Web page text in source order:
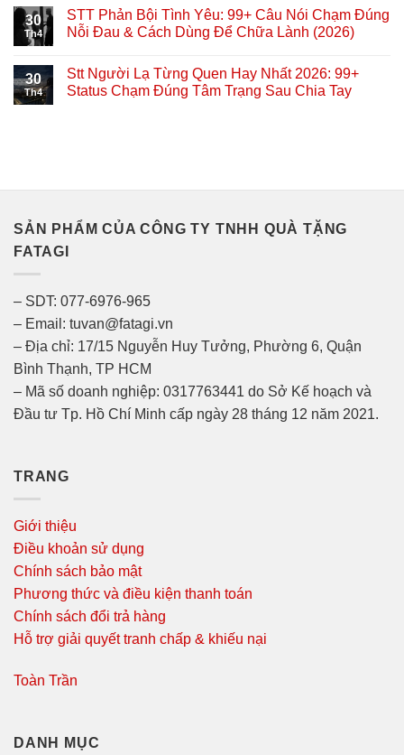
30
Th4
STT Phản Bội Tình Yêu: 99+ Câu Nói Chạm Đúng
Nỗi Đau & Cách Dùng Để Chữa Lành (2026)
30
Th4
Stt Người Lạ Từng Quen Hay Nhất 2026: 99+
Status Chạm Đúng Tâm Trạng Sau Chia Tay
SẢN PHẨM CỦA CÔNG TY TNHH QUÀ TẶNG
FATAGI
– SDT: 077-6976-965
– Email: tuvan@fatagi.vn
– Địa chỉ: 17/15 Nguyễn Huy Tưởng, Phường 6, Quận
Bình Thạnh, TP HCM
– Mã số doanh nghiệp: 0317763441 do Sở Kế hoạch và
Đầu tư Tp. Hồ Chí Minh cấp ngày 28 tháng 12 năm 2021.
TRANG
Giới thiệu
Điều khoản sử dụng
Chính sách bảo mật
Phương thức và điều kiện thanh toán
Chính sách đổi trả hàng
Hỗ trợ giải quyết tranh chấp & khiếu nại
Toàn Trần
DANH MỤC